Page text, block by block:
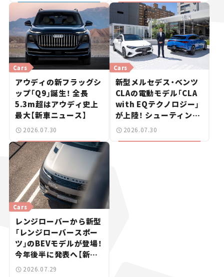
Cars
アウディの新フラッグシ
ップ「Q9」誕生！ 全長
5.3m超はアウディ史上
最大【新車ニュース】
2026.07.30
Cars
新型メルセデス・ベンツ
CLAの電動モデル「CLA
with EQテクノロジー」
が上陸！ シューティング
ブレークも発売【新車ニ
2026.07.30
Cars
レンジローバーから新型
「レンジローバースポー
ツ」のBEVモデルが登場！
今年後半に発表へ【新車
ニュース】
2026.07.29